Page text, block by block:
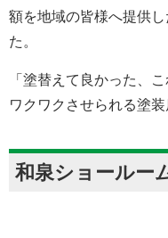
額を地域の皆様へ提供
た。
「塗替えて良かった、
ワクワクさせられる塗
和泉ショールー